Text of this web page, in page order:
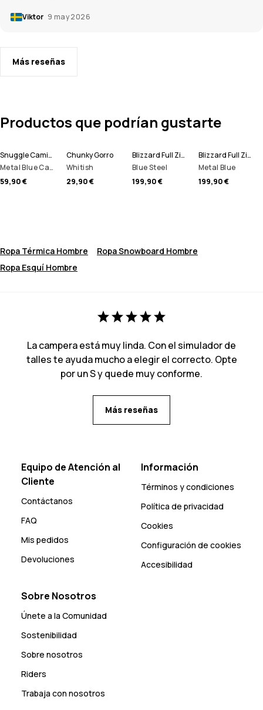
Viktor 9 may 2026
Más reseñas
Productos que podrían gustarte
Snuggle Camiseta Térmica Hombre
Metal Blue Camo
59,90 €
Chunky Gorro
Whitish
29,90 €
Blizzard Full Zip Chaqueta Snowboard Hombre
Blue Steel
199,90 €
Blizzard Full Zip Chaqueta Esquí Hombre
Metal Blue
199,90 €
Ropa Térmica Hombre
Ropa Snowboard Hombre
Ropa Esquí Hombre
La campera está muy linda. Con el simulador de
talles te ayuda mucho a elegir el correcto. Opte
por un S y quede muy conforme.
Más reseñas
Equipo de Atención al
Cliente
Contáctanos
FAQ
Mis pedidos
Devoluciones
Información
Términos y condiciones
Política de privacidad
Cookies
Configuración de cookies
Accesibilidad
Sobre Nosotros
Únete a la Comunidad
Sostenibilidad
Sobre nosotros
Riders
Trabaja con nosotros